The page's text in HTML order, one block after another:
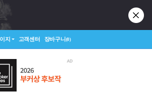
지 고객센터 장바구니(0)